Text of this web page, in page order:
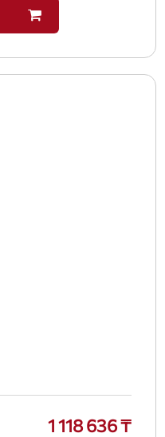
1 118 636 ₸